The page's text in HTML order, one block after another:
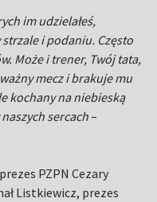
im udzielałeś,
strzale i podaniu. Często
Może i trener, Twój tata,
mecz i brakuje mu
kochany na niebieską
sercach–
PZPN Cezary
Listkiewicz, prezes